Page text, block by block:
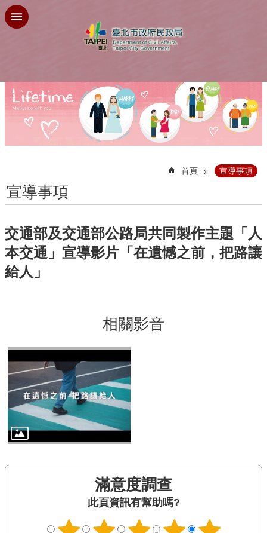
跳到主要內容區塊
首頁 宣導事項
宣導事項
交通部及交通部公路局共同製作主題「人
本交通」宣導影片「在遺憾之前，把路讓
給人」
相關影音
滿意度調查
此頁資訊有幫助嗎?